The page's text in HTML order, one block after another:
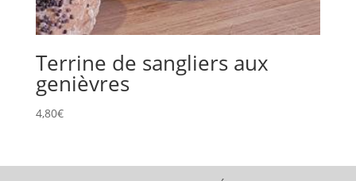
Terrine de sangliers aux
genièvres
4,80€